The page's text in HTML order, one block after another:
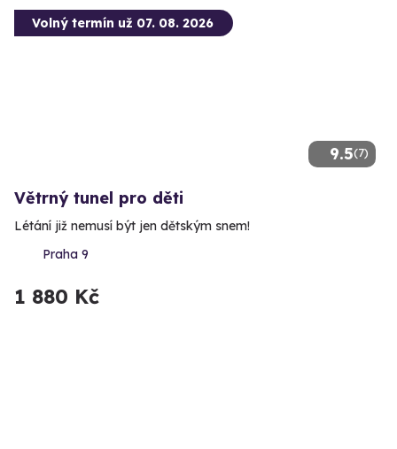
9.5(7)
Volný termín už 07. 08. 2026
Větrný tunel pro děti
Létání již nemusí být jen dětským snem!
Praha 9
1 880 Kč